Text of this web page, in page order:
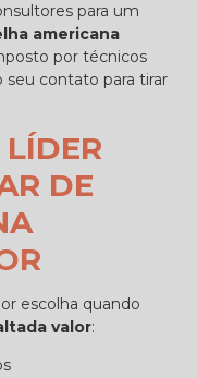
para um
americana
por técnicos
seu contato para tirar
DE
escolha quando
valor: